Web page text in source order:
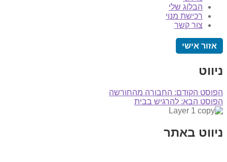
הבלוג שלי
רכישת מנוי
צור קשר
אזור אישי
ניווט
הפוסט הקודם: החבורה מהחורשה
הפוסט הבא: להרגיש בבית
ניווט באתר